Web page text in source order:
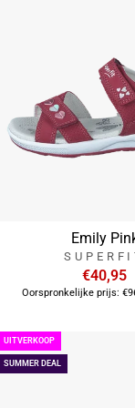
Emily
€40,95
Oorspronkelijke prijs:
SUMMER DEAL
UITVERKOOP